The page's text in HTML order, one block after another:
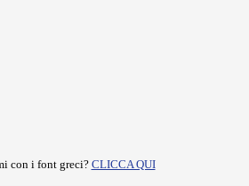
con i font greci? CLICCA QUI